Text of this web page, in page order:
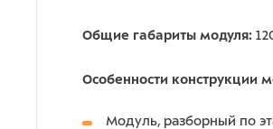
Общие габариты модуля:
Особенности конструкции
Модуль, разборный по